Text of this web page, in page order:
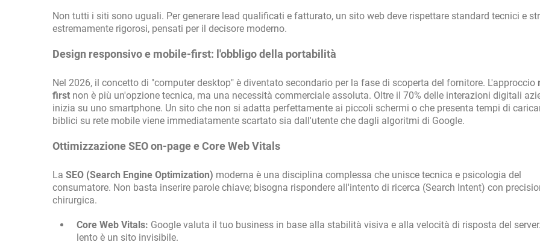
Non tutti i siti sono uguali. Per generare lead qualificati e fatturato, un sito web deve rispettare standard tecnici e
estremamente rigorosi, pensati per il decisore moderno.
Design responsivo e mobile-first: l'obbligo della portabilità
Nel 2026, il concetto di "computer desktop" è diventato secondario per la fase di scoperta del fornitore. L'approccio
first non è più un'opzione tecnica, ma una necessità commerciale assoluta. Oltre il 70% delle interazioni digitali
inizia su uno smartphone. Un sito che non si adatta perfettamente ai piccoli schermi o che presenta tempi di
biblici su rete mobile viene immediatamente scartato sia dall'utente che dagli algoritmi di Google.
Ottimizzazione SEO on-page e Core Web Vitals
La SEO (Search Engine Optimization) moderna è una disciplina complessa che unisce tecnica e psicologia del
consumatore. Non basta inserire parole chiave; bisogna rispondere all'intento di ricerca (Search Intent) con
chirurgica.
Core Web Vitals: Google valuta il tuo business in base alla stabilità visiva e alla velocità di risposta del
lento è un sito invisibile.